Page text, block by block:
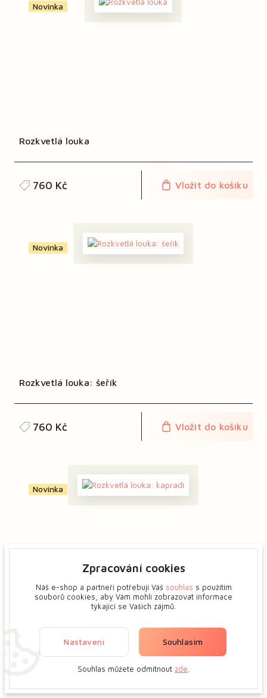
Novinka
Rozkvetlá louka
760 Kč Vložit do košíku
Novinka
Rozkvetlá louka: šeřík
760 Kč Vložit do košíku
Novinka
Vložit do košíku
Zpracování cookies
Náš e-shop a partneři potřebují Váš souhlas s použitím
souborů cookies, aby Vám mohli zobrazovat informace
týkající se Vašich zájmů.
Nastavení Souhlasím
Souhlas můžete odmítnout zde.